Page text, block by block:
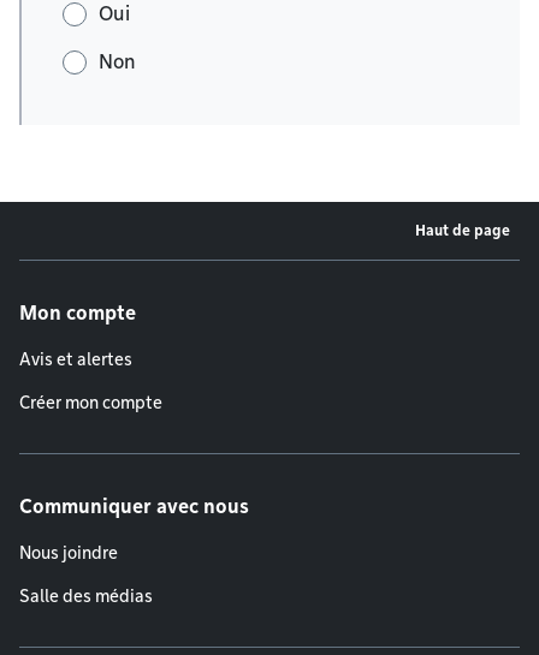
Oui
Non
Haut de page
Mon compte
Avis et alertes
Créer mon compte
Communiquer avec nous
Nous joindre
Salle des médias